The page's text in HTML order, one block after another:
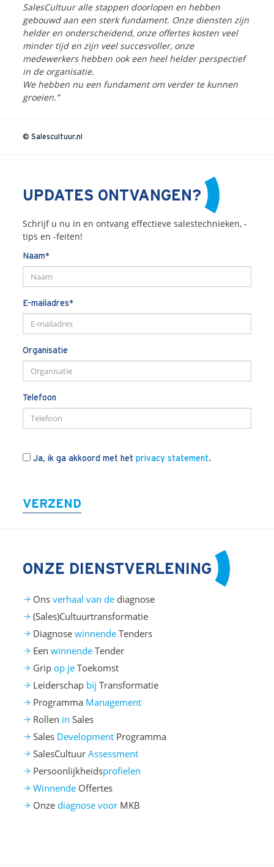
SalesCultuur alle stappen doorlopen en hebben
gebouwd aan een sterk fundament. Onze diensten zijn
helder en onderscheidend, onze offertes kosten veel
minder tijd en zijn veel succesvoller, onze
medewerkers hebben ook een heel helder perspectief
in de organisatie.
We hebben nu een fundament om verder te kunnen
groeien.”
© Salescultuur.nl
UPDATES ONTVANGEN?
Schrijf u nu in en ontvang effectieve salestechnieken, -
tips en -feiten!
Naam*
E-mailadres*
Organisatie
Telefoon
Ja, ik ga akkoord met het privacy statement.
VERZEND
ONZE DIENSTVERLENING
Ons verhaal van de diagnose
(Sales)Cultuurtransformatie
Diagnose winnende Tenders
Een winnende Tender
Grip op je Toekomst
Leiderschap bij Transformatie
Programma Management
Rollen in Sales
Sales Development Programma
SalesCultuur Assessment
Persoonlijkheidsprofielen
Winnende Offertes
Onze diagnose voor MKB